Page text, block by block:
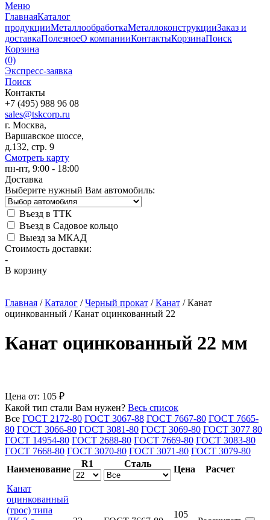
Меню
ГлавнаяКаталог
продукцииМеталлообработкаМеталлоконструкцииЗаказ и
доставкаПолезноеО компанииКонтактыКорзинаПоиск
Корзина
(0)
Экспресс-заявка
Поиск
Контакты
+7 (495) 988 96 08
sales@tskcorp.ru
г. Москва,
Варшавское шоссе,
д.132, стр. 9
Смотреть карту
пн-пт, 9:00 - 18:00
Доставка
Выберите нужный Вам автомобиль:
Въезд в ТТК
Въезд в Садовое кольцо
Выезд за МКАД
Стоимость доставки:
-
В корзину
Главная /Каталог /Черный прокат /Канат /Канат
оцинкованный /Канат оцинкованный 22
Канат оцинкованный 22 мм
Цена от: 105 ₽
Какой тип стали Вам нужен? Весь список
Все ГОСТ 2172-80 ГОСТ 3067-88 ГОСТ 7667-80 ГОСТ 7665-
80 ГОСТ 3066-80 ГОСТ 3081-80 ГОСТ 3069-80 ГОСТ 3077 80
ГОСТ 14954-80 ГОСТ 2688-80 ГОСТ 7669-80 ГОСТ 3083-80
ГОСТ 7668-80 ГОСТ 3070-80 ГОСТ 3071-80 ГОСТ 3079-80
Наименование
R1 Сталь
Цена
Расчет
Канат
оцинкованный
(трос) типа
105